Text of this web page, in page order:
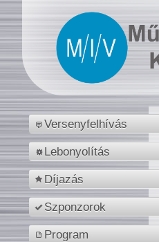
Versenyfelhívás
Lebonyolítás
Díjazás
Szponzorok
Program